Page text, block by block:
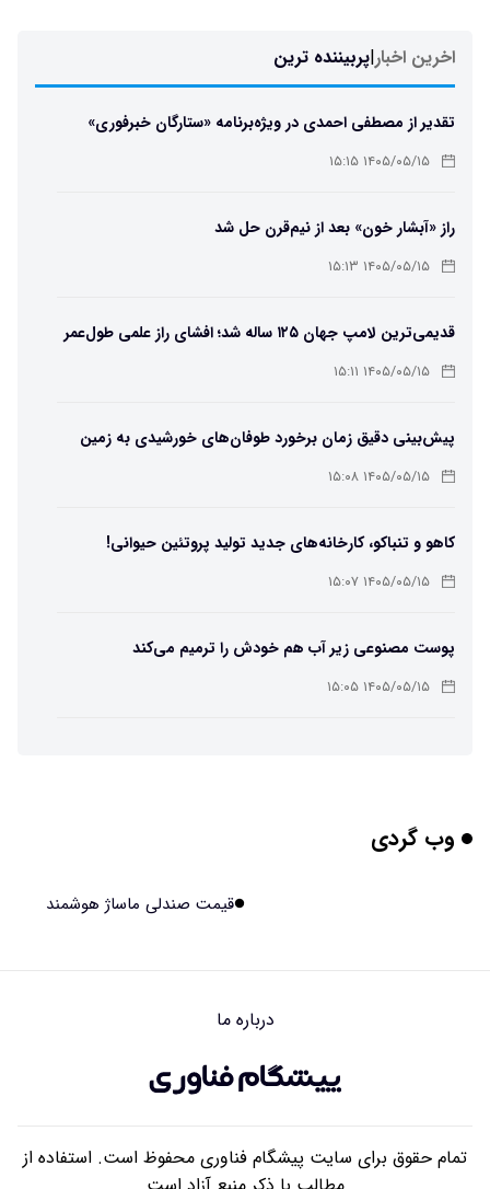
اخرین اخبار|پربیننده ترین
تقدیر از مصطفی احمدی در ویژه‌برنامه «ستارگان خبرفوری»
۱۴۰۵/۰۵/۱۵ ۱۵:۱۵
راز «آبشار خون» بعد از نیم‌قرن حل شد
۱۴۰۵/۰۵/۱۵ ۱۵:۱۳
قدیمی‌ترین لامپ جهان ۱۲۵ ساله شد؛ افشای راز علمی طول‌عمر
لامپ سنتنیال
۱۴۰۵/۰۵/۱۵ ۱۵:۱۱
پیش‌بینی دقیق زمان برخورد طوفان‌های خورشیدی به زمین
ممکن شد
۱۴۰۵/۰۵/۱۵ ۱۵:۰۸
کاهو و تنباکو، کارخانه‌های جدید تولید پروتئین حیوانی!
۱۴۰۵/۰۵/۱۵ ۱۵:۰۷
پوست مصنوعی زیر آب هم خودش را ترمیم می‌کند
۱۴۰۵/۰۵/۱۵ ۱۵:۰۵
برنج فضایی چین به مرحله برداشت رسید
ایرانی‌ها چقدر از هوش مصنوعی استفاده می‌کنند؟
وب گردی
قیمت صندلی ماساژ هوشمند
درباره ما
تمام حقوق برای سایت پیشگام فناوری محفوظ است. استفاده از